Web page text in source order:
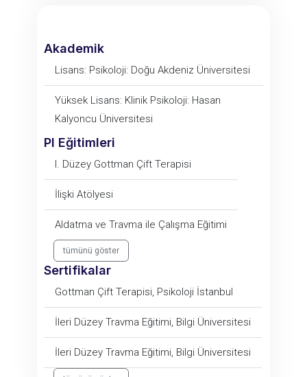
Akademik
Lisans: Psikoloji: Doğu Akdeniz Üniversitesi
Yüksek Lisans: Klinik Psikoloji: Hasan
Kalyoncu Üniversitesi
PI Eğitimleri
I. Düzey Gottman Çift Terapisi
İlişki Atölyesi
Aldatma ve Travma ile Çalışma Eğitimi
tümünü göster
Sertifikalar
Gottman Çift Terapisi, Psikoloji İstanbul
İleri Düzey Travma Eğitimi, Bilgi Üniversitesi
İleri Düzey Travma Eğitimi, Bilgi Üniversitesi